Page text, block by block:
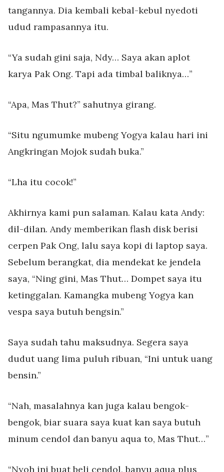
tangannya. Dia kembali kebal-kebul nyedoti
udud rampasannya itu.
“Ya sudah gini saja, Ndy… Saya akan aplot
karya Pak Ong. Tapi ada timbal baliknya…”
“Apa, Mas Thut?” sahutnya girang.
“Situ ngumumke mubeng Yogya kalau hari ini
Angkringan Mojok sudah buka.”
“Lha itu cocok!”
Akhirnya kami pun salaman. Kalau kata Andy:
dil-dilan. Andy memberikan flash disk berisi
cerpen Pak Ong, lalu saya kopi di laptop saya.
Sebelum berangkat, dia mendekat ke jendela
saya, “Ning gini, Mas Thut… Dompet saya itu
ketinggalan. Kamangka mubeng Yogya kan
vespa saya butuh bengsin.”
Saya sudah tahu maksudnya. Segera saya
dudut uang lima puluh ribuan, “Ini untuk uang
bensin.”
“Nah, masalahnya kan juga kalau bengok-
bengok, biar suara saya kuat kan saya butuh
minum cendol dan banyu aqua to, Mas Thut…”
“Nyoh ini buat beli cendol, banyu aqua plus